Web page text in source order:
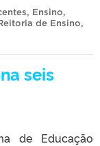
, Ensino,
de Ensino,
seis
de Educação